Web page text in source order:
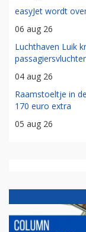
easyJet wordt
06 aug 26
Luchthaven Luik
04 aug 26
Raamstoeltje in
170 euro extra
05 aug 26